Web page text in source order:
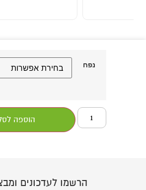
נפח
הוספה
הרשמו לעדכונים